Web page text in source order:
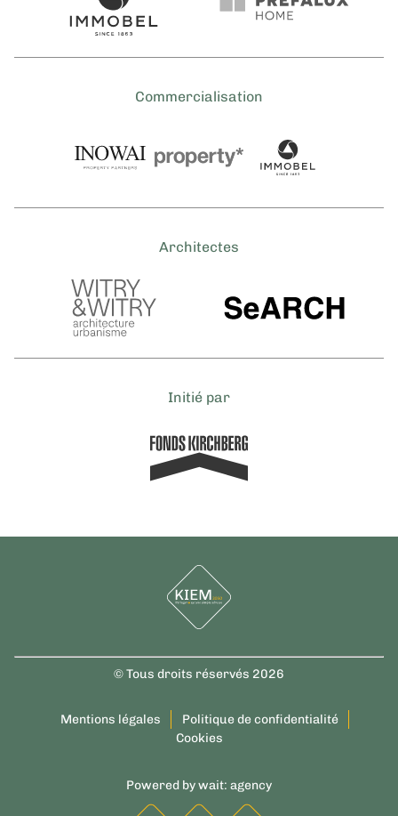
Commercialisation
Architectes
Initié par
© Tous droits réservés 2026
Mentions légales
Politique de confidentialité
Cookies
Powered bywait: agency